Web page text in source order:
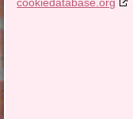
cookiedatabase.org